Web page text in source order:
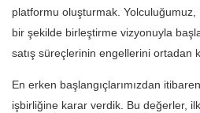
platformu oluşturmak.
bir şekilde birleştirme vizyonuyla
satış süreçlerinin engellerini ortadan
En erken başlangıçlarımızdan
işbirliğine karar verdik. Bu değerler,